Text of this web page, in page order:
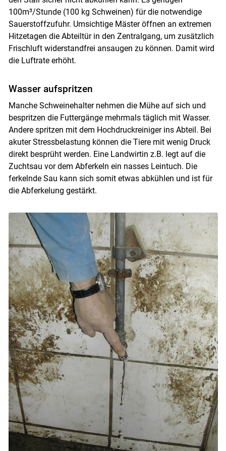
100m³/Stunde (100 kg Schweinen) für die notwendige
Sauerstoffzufuhr. Umsichtige Mäster öffnen an extremen
Hitzetagen die Abteiltür in den Zentralgang, um zusätzlich
Frischluft widerstandfrei ansaugen zu können. Damit wird
die Luftrate erhöht.
Wasser aufspritzen
Manche Schweinehalter nehmen die Mühe auf sich und
bespritzen die Futtergänge mehrmals täglich mit Wasser.
Andere spritzen mit dem Hochdruckreiniger ins Abteil. Bei
akuter Stressbelastung können die Tiere mit wenig Druck
direkt besprüht werden. Eine Landwirtin z.B. legt auf die
Zuchtsau vor dem Abferkeln ein nasses Leintuch. Die
ferkelnde Sau kann sich somit etwas abkühlen und ist für
die Abferkelung gestärkt.